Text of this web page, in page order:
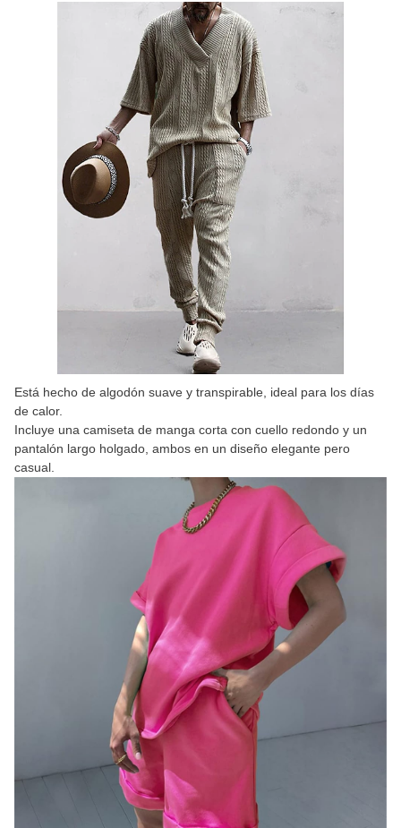
Está hecho de algodón suave y transpirable, ideal para los días
de calor.
Incluye una camiseta de manga corta con cuello redondo y un
pantalón largo holgado, ambos en un diseño elegante pero
casual.